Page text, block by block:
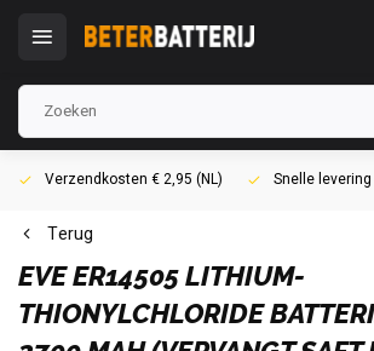
Verzendkosten € 2,95 (NL) Snelle levering
Terug
EVEER14505 LITHIUM-
THIONYLCHLORIDE